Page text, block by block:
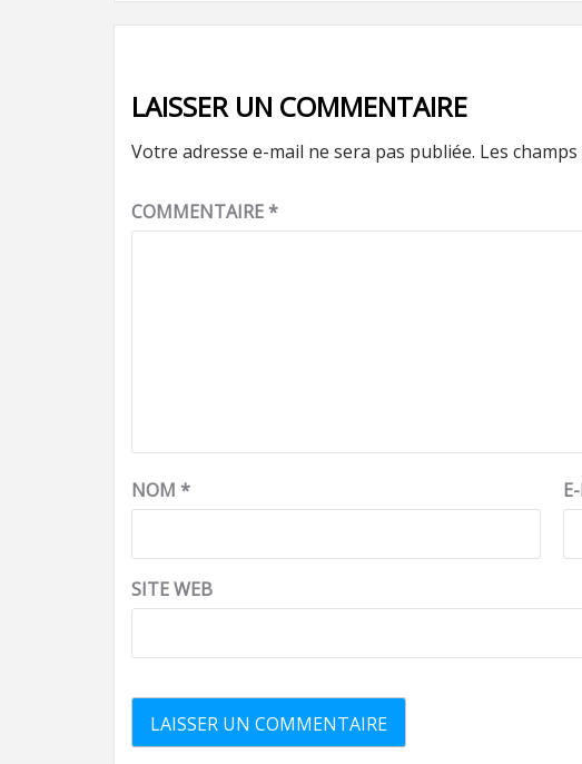
LAISSER UN COMMENTAIRE
Votre adresse e-mail ne sera pas publiée. Les
COMMENTAIRE*
NOM *
SITE WEB